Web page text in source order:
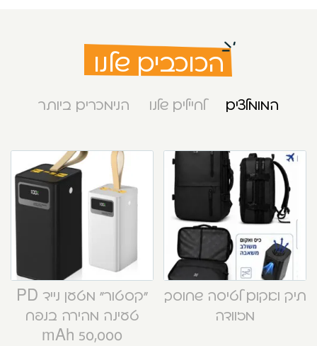
הכוכבים שלנו
המומלצים לחיילים שלנו הנימכרים ביותר
תיק ואקום לטיסה שחוסך
מזוודה
“קסטור” מטען נייד PD
טעינה מהירה בנפח
50,000 mAh